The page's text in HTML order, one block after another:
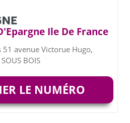
Ile De France
51 avenue Victorue Hugo,
BOIS
LE NUMÉRO